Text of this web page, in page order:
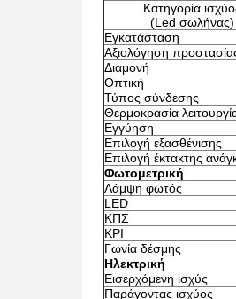
Κατηγορία
(Led σωλήνας)
Εγκατάσταση
Αξιολόγηση
Διαμονή
Οπτική
Τύπος σύνδεσης
Θερμοκρασία
Εγγύηση
Επιλογή εξασθένισης
Επιλογή έκτακτης
Φωτομετρική
Λάμψη φωτός
LED
ΚΠΣ
ΚΡΙ
Γωνία δέσμης
Ηλεκτρική
Εισερχόμενη ισχύς
Παράγοντας ισχύος